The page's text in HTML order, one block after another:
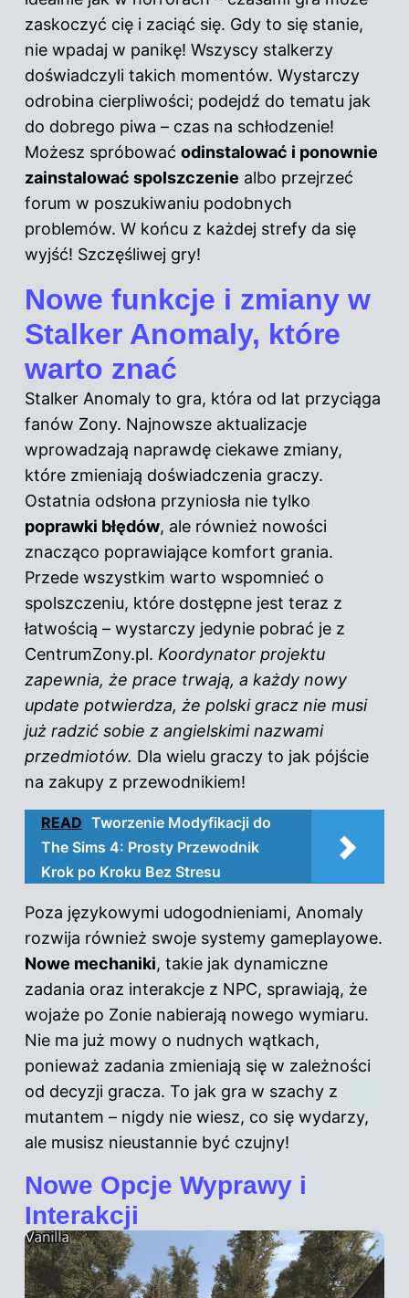
zaskoczyć cię i zaciąć się. Gdy to się stanie,
nie wpadaj w panikę! Wszyscy stalkerzy
doświadczyli takich momentów. Wystarczy
odrobina cierpliwości; podejdź do tematu jak
do dobrego piwa – czas na schłodzenie!
Możesz spróbować odinstalować i ponownie
zainstalować spolszczenie albo przejrzeć
forum w poszukiwaniu podobnych
problemów. W końcu z każdej strefy da się
wyjść! Szczęśliwej gry!
Nowe funkcje i zmiany w
Stalker Anomaly, które
warto znać
Stalker Anomaly to gra, która od lat przyciąga
fanów Zony. Najnowsze aktualizacje
wprowadzają naprawdę ciekawe zmiany,
które zmieniają doświadczenia graczy.
Ostatnia odsłona przyniosła nie tylko
poprawki błędów, ale również nowości
znacząco poprawiające komfort grania.
Przede wszystkim warto wspomnieć o
spolszczeniu, które dostępne jest teraz z
łatwością – wystarczy jedynie pobrać je z
CentrumZony.pl. Koordynator projektu
zapewnia, że prace trwają, a każdy nowy
update potwierdza, że polski gracz nie musi
już radzić sobie z angielskimi nazwami
przedmiotów. Dla wielu graczy to jak pójście
na zakupy z przewodnikiem!
READ Tworzenie Modyfikacji do
The Sims 4: Prosty Przewodnik
Krok po Kroku Bez Stresu
Poza językowymi udogodnieniami, Anomaly
rozwija również swoje systemy gameplayowe.
Nowe mechaniki, takie jak dynamiczne
zadania oraz interakcje z NPC, sprawiają, że
wojaże po Zonie nabierają nowego wymiaru.
Nie ma już mowy o nudnych wątkach,
ponieważ zadania zmieniają się w zależności
od decyzji gracza. To jak gra w szachy z
mutantem – nigdy nie wiesz, co się wydarzy,
ale musisz nieustannie być czujny!
Nowe Opcje Wyprawy i
Interakcji